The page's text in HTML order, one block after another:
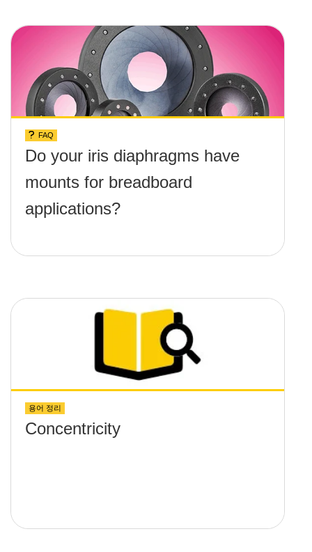
FAQ
Do your iris diaphragms have
mounts for breadboard
applications?
용어 정리
Concentricity